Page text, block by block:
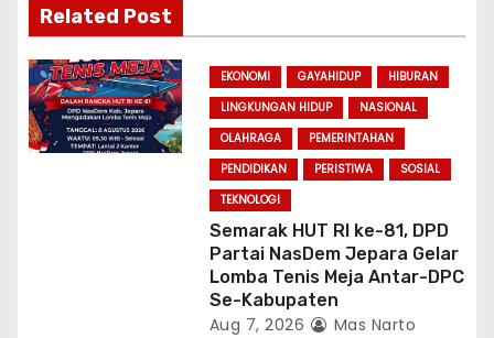
a
t
i
o
Related Post
EKONOMI GAYAHIDUP
HIBURAN
LINGKUNGAN HIDUP
NASIONAL
OLAHRAGA
PEMERINTAHAN
PENDIDIKAN
PERISTIWA
SOSIAL
TEKNOLOGI
Semarak HUT RI ke-81, DPD
Partai NasDem Jepara Gelar
Lomba Tenis Meja Antar-DPC
Se-Kabupaten
Aug 7, 2026 Mas Narto